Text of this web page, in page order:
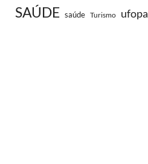
SAÚDE saúde Turismo ufopa